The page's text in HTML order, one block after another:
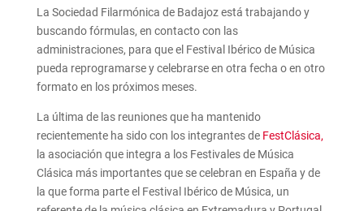
La Sociedad Filarmónica de Badajoz está trabajando y
buscando fórmulas, en contacto con las
administraciones, para que el Festival Ibérico de Música
pueda reprogramarse y celebrarse en otra fecha o en otro
formato en los próximos meses.
La última de las reuniones que ha mantenido
recientemente ha sido con los integrantes de FestClásica,
la asociación que integra a los Festivales de Música
Clásica más importantes que se celebran en España y de
la que forma parte el Festival Ibérico de Música, un